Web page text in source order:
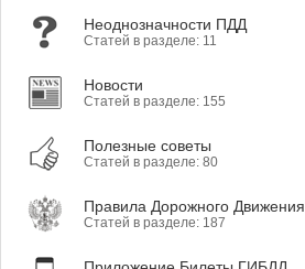
Неоднозначности ПДД
Статей в разделе: 11
Новости
Статей в разделе: 155
Полезные советы
Статей в разделе: 80
Правила Дорожного Движения
Статей в разделе: 187